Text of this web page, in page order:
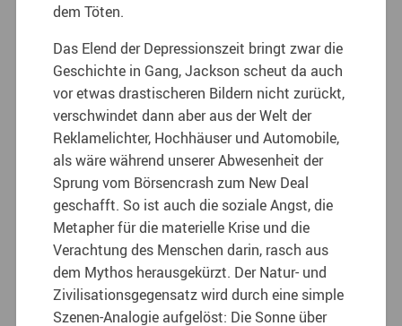
dem Töten.
Das Elend der Depressionszeit bringt zwar die
Geschichte in Gang, Jackson scheut da auch
vor etwas drastischeren Bildern nicht zurückt,
verschwindet dann aber aus der Welt der
Reklamelichter, Hochhäuser und Automobile,
als wäre während unserer Abwesenheit der
Sprung vom Börsencrash zum New Deal
geschafft. So ist auch die soziale Angst, die
Metapher für die materielle Krise und die
Verachtung des Menschen darin, rasch aus
dem Mythos herausgekürzt. Der Natur- und
Zivilisationsgegensatz wird durch eine simple
Szenen-Analogie aufgelöst: Die Sonne über